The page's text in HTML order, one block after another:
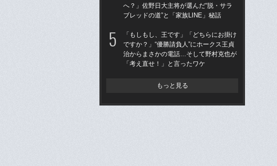
へ？」佐野日大主将が選んだ“脱・サラ
ブレッドの道”と「家族LINE」秘話
「もしもし、王です」「どちらにお掛け
ですか？」“優勝請負人”にホークス王貞
治からまさかの電話…そして野村克也が
「考え直せ！」と言ったワケ
もっと見る